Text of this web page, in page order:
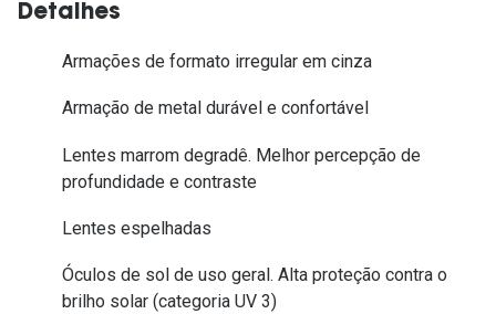
Detalhes
Armações de formato irregular em cinza
Armação de metal durável e confortável
Lentes marrom degradê. Melhor percepção de
profundidade e contraste
Lentes espelhadas
Óculos de sol de uso geral. Alta proteção contra o
brilho solar (categoria UV 3)